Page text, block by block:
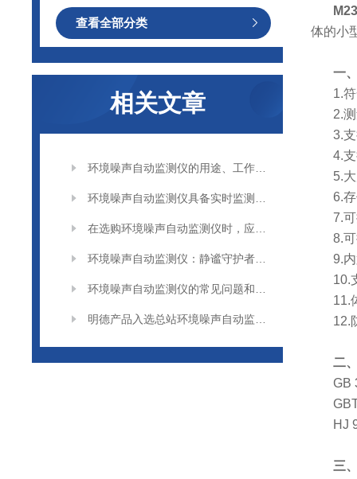
查看全部分类
相关文章
体的小
一
1.
2.
3.
4.
5.
6.
7.
8.
9.
10.
11.
12.
二
GB
HJ
三